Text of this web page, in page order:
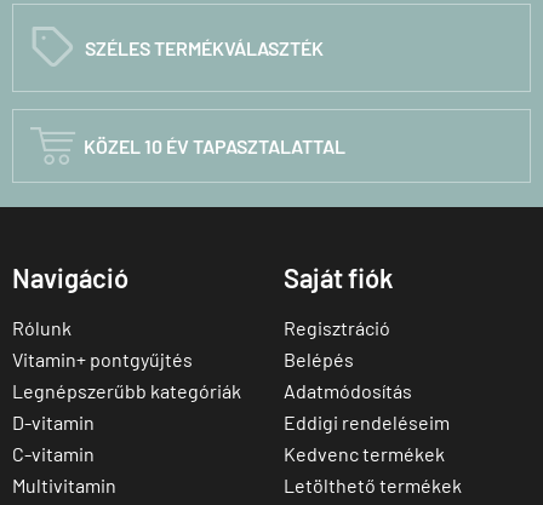
C SZÉLES TERMÉKVÁLASZTÉK
 KÖZEL 10 ÉV TAPASZTALATTAL
Navigáció
Rólunk
Vitamin+ pontgyűjtés
Legnépszerűbb kategóriák
D-vitamin
C-vitamin
Multivitamin
Saját fiók
Regisztráció
Belépés
Adatmódosítás
Eddigi rendeléseim
Kedvenc termékek
Letölthető termékek